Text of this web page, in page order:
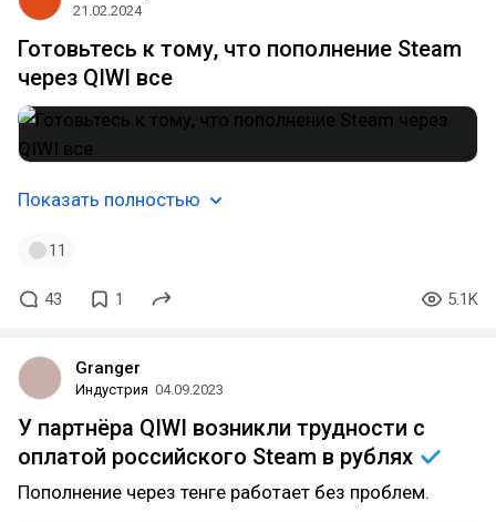
21.02.2024
Готовьтесь к тому, что пополнение Steam
через QIWI все
Показать полностью
11
43 1 5.1K
Granger
Индустрия 04.09.2023
У партнёра QIWI возникли трудности с
оплатой российского Steam в рублях
Пополнение через тенге работает без проблем.